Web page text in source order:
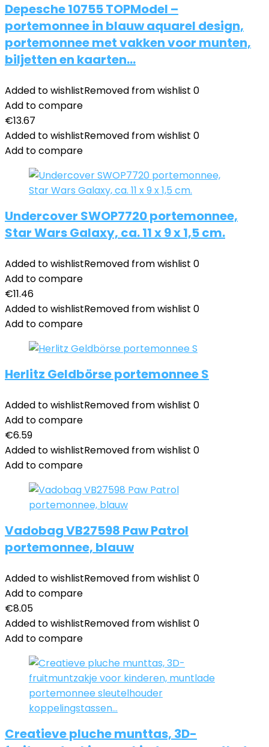
Depesche 10755 TOPModel –
portemonnee in blauw aquarel design,
portemonnee met vakken voor munten,
biljetten en kaarten…
Added to wishlistRemoved from wishlist 0
Add to compare
€13.67
Added to wishlistRemoved from wishlist 0
Add to compare
Undercover SWOP7720 portemonnee,
Star Wars Galaxy, ca. 11 x 9 x 1,5 cm.
Added to wishlistRemoved from wishlist 0
Add to compare
€11.46
Added to wishlistRemoved from wishlist 0
Add to compare
Herlitz Geldbörse portemonnee S
Added to wishlistRemoved from wishlist 0
Add to compare
€6.59
Added to wishlistRemoved from wishlist 0
Add to compare
Vadobag VB27598 Paw Patrol
portemonnee, blauw
Added to wishlistRemoved from wishlist 0
Add to compare
€8.05
Added to wishlistRemoved from wishlist 0
Add to compare
Creatieve pluche munttas, 3D-